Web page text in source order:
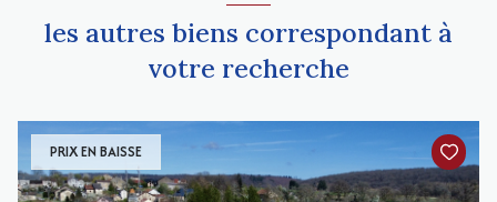
les autres biens correspondant à
votre recherche
PRIX EN BAISSE